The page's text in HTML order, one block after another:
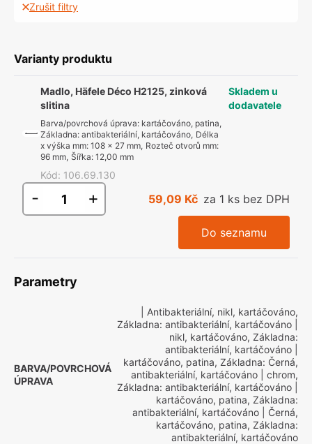
Zrušit filtry
Varianty produktu
Madlo, Häfele Déco H2125, zinková
slitina
Barva/povrchová úprava: kartáčováno, patina,
Základna: antibakteriální, kartáčováno, Délka
x výška mm:108 x 27 mm, Rozteč otvorů mm:
96 mm, Šířka:12,00 mm
Kód: 106.69.130
Skladem u
dodavatele
- + 59,09 Kč za 1 ks bez DPH
Do seznamu
Parametry
BARVA/POVRCHOVÁ
ÚPRAVA
| Antibakteriální, nikl, kartáčováno,
Základna: antibakteriální, kartáčováno
nikl, kartáčováno, Základna:
antibakteriální, kartáčováno
kartáčováno, patina, Základna: Černá,
antibakteriální, kartáčováno | chrom,
Základna: antibakteriální, kartáčováno
kartáčováno, patina, Základna:
antibakteriální, kartáčováno | Černá,
kartáčováno, patina, Základna:
antibakteriální, kartáčováno